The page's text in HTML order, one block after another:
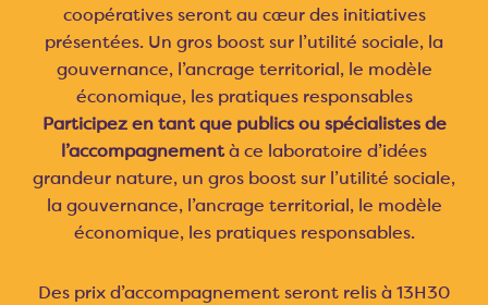
coopératives seront au cœur des initiatives
présentées. Un gros boost sur l’utilité sociale, la
gouvernance, l’ancrage territorial, le modèle
économique, les pratiques responsables
Participez en tant que publics ou spécialistes de
l’accompagnementà ce laboratoire d’idées
grandeur nature, un gros boost sur l’utilité sociale,
la gouvernance, l’ancrage territorial, le modèle
économique, les pratiques responsables.
Des prix d’accompagnement seront relis à 13H30